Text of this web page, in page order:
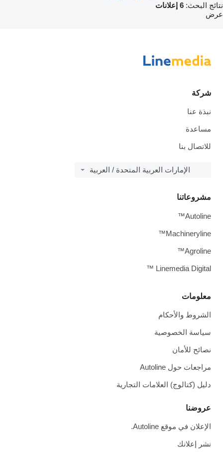
نتائج البحث: 6 إعلانات
عرض
شركة
نبذة عنا
مساعدة
للاتصال بنا
الإمارات العربية المتحدة / العربية
معلومات
الشروط والأحكام
سياسة الخصوصية
نصائح للأمان
مراجعات حول Autoline
دليل (كتالوج) العلامات التجارية
عروضنا
الإعلان في موقع Autoline.
نشر إعلانك
مشروعاتنا
Autoline™
Machineryline™
Agroline™
Linemedia Digital ™